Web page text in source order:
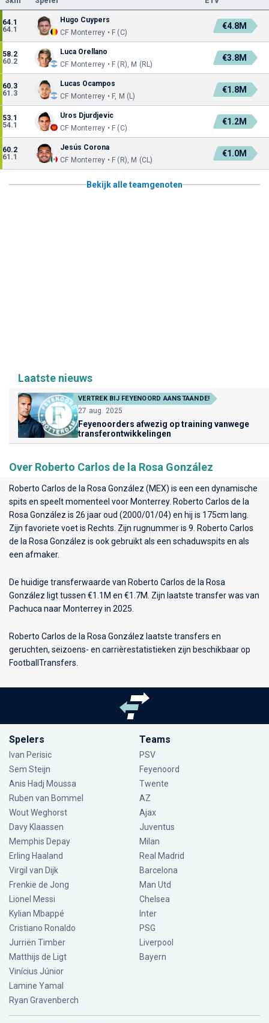
64.1
64.1
Hugo Cuypers
CF Monterrey • F (C)
€4.8M
58.2
60.2
Luca Orellano
CF Monterrey • F (R), M (RL)
€3.8M
60.3
61.3
Lucas Ocampos
CF Monterrey • F, M (L)
€1.8M
53.1
54.1
Uros Djurdjevic
CF Monterrey • F (C)
€1.2M
60.2
61.1
Jesús Corona
CF Monterrey • F (R), M (CL)
€1.0M
Bekijk alle teamgenoten
Laatste nieuws
VERTREK BIJ FEYENOORD AANSTAANDE!
27 aug. 2025
Feyenoorders afwezig op training vanwege
transferontwikkelingen
Over Roberto Carlos de la Rosa González
Roberto Carlos de la Rosa González (MEX) is een een dynamische
spits en speelt momenteel voor Monterrey. Roberto Carlos de la
Rosa González is 26 jaar oud (2000/01/04) en hij is 175cm lang.
Zijn favoriete voet is Rechts. Zijn rugnummer is 9. Roberto Carlos
de la Rosa González is ook gebruikt als een schaduwspits en als
een afmaker.
De huidige transferwaarde van Roberto Carlos de la Rosa
González ligt tussen €1.1M en €1.7M. Zijn laatste transfer was van
Pachuca naar Monterrey in 2025.
Roberto Carlos de la Rosa González laatste transfers en
geruchten, seizoens- en carrièrestatistieken zijn beschikbaar op
FootballTransfers.
Spelers
Ivan Perisic
Sem Steijn
Anis Hadj Moussa
Ruben van Bommel
Wout Weghorst
Davy Klaassen
Memphis Depay
Erling Haaland
Virgil van Dijk
Frenkie de Jong
Lionel Messi
Kylian Mbappé
Cristiano Ronaldo
Jurriën Timber
Matthijs de Ligt
Vinícius Júnior
Lamine Yamal
Ryan Gravenberch
Teams
PSV
Feyenoord
Twente
AZ
Ajax
Juventus
Milan
Real Madrid
Barcelona
Man Utd
Chelsea
Inter
PSG
Liverpool
Bayern